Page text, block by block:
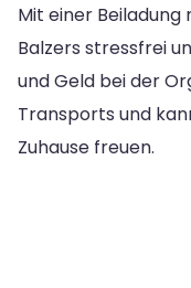
Mit einer
Balzers stressfrei
und Geld bei der
Transports und
Zuhause freuen.